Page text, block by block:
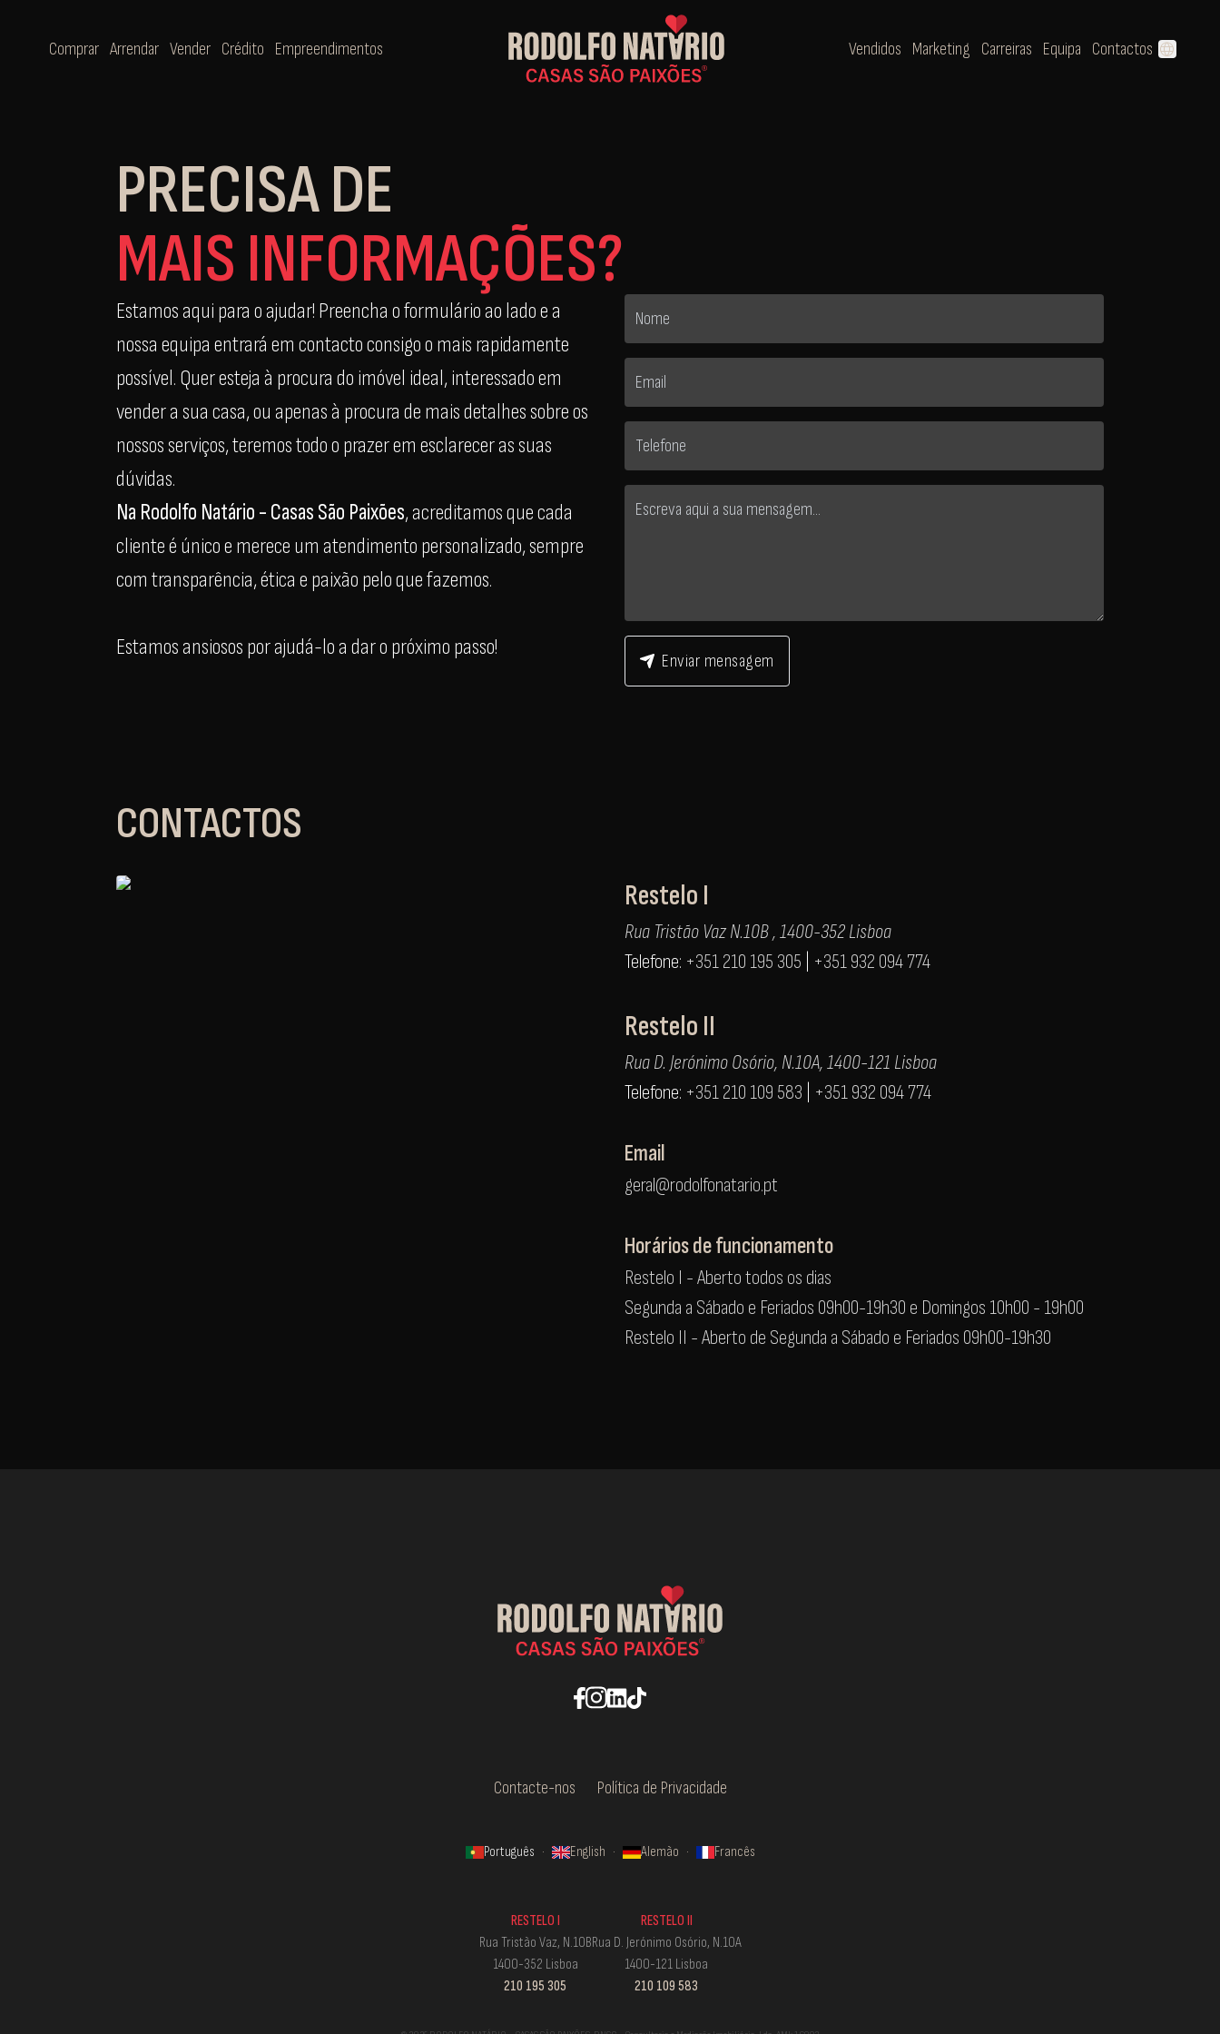
Comprar Arrendar Vender Crédito Empreendimentos Vendidos Marketing Carreiras Equipa Contactos language
PRECISA DE
MAIS INFORMAÇÕES?
Estamos aqui para o ajudar! Preencha o formulário ao lado e a
nossa equipa entrará em contacto consigo o mais rapidamente
possível. Quer esteja à procura do imóvel ideal, interessado em
vender a sua casa, ou apenas à procura de mais detalhes sobre os
nossos serviços, teremos todo o prazer em esclarecer as suas
dúvidas.
Na Rodolfo Natário - Casas São Paixões, acreditamos que cada
cliente é único e merece um atendimento personalizado, sempre
com transparência, ética e paixão pelo que fazemos.
Estamos ansiosos por ajudá-lo a dar o próximo passo! Enviar mensagem
CONTACTOS
Restelo I
Rua Tristão Vaz N.10B , 1400-352 Lisboa
Telefone: +351 210 195 305 +351 932 094 774
Restelo II
Rua D. Jerónimo Osório, N.10A, 1400-121 Lisboa
Telefone: +351 210 109 583 +351 932 094 774
Email
geral@rodolfonatario.pt
Horários de funcionamento
Restelo I - Aberto todos os dias
Segunda a Sábado e Feriados 09h00-19h30 e Domingos 10h00 - 19h00
Restelo II - Aberto de Segunda a Sábado e Feriados 09h00-19h30
Contacte-nos Política de Privacidade
Português · English · Alemão · Francês
RESTELO I
Rua Tristão Vaz, N.10B
1400-352 Lisboa
210 195 305
RESTELO II
Rua D. Jerónimo Osório, N.10A
1400-121 Lisboa
210 109 583